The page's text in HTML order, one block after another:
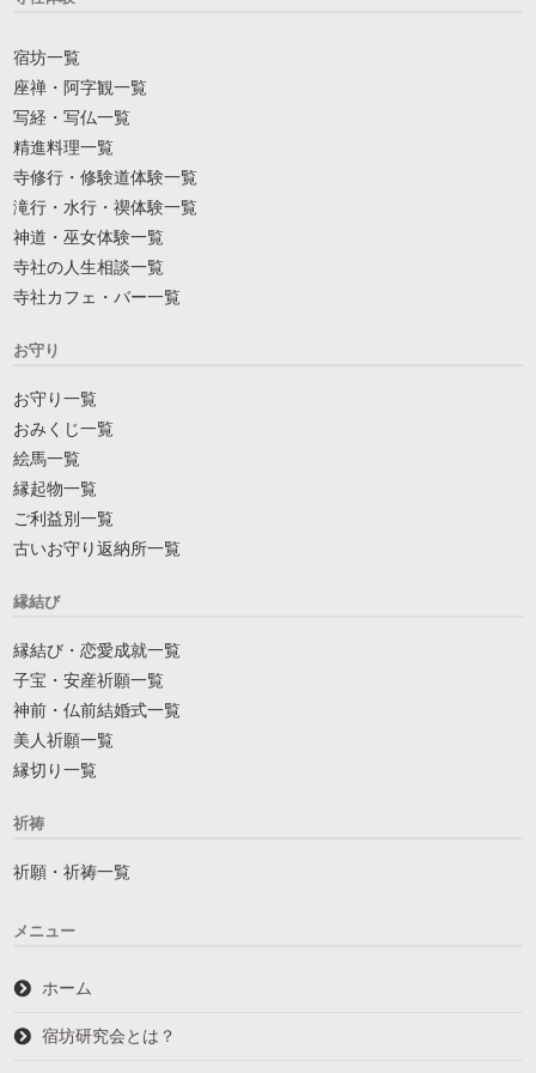
宿坊一覧
座禅・阿字観一覧
写経・写仏一覧
精進料理一覧
寺修行・修験道体験一覧
滝行・水行・禊体験一覧
神道・巫女体験一覧
寺社の人生相談一覧
寺社カフェ・バー一覧
お守り
お守り一覧
おみくじ一覧
絵馬一覧
縁起物一覧
ご利益別一覧
古いお守り返納所一覧
縁結び
縁結び・恋愛成就一覧
子宝・安産祈願一覧
神前・仏前結婚式一覧
美人祈願一覧
縁切り一覧
祈祷
祈願・祈祷一覧
メニュー
ホーム
宿坊研究会とは？